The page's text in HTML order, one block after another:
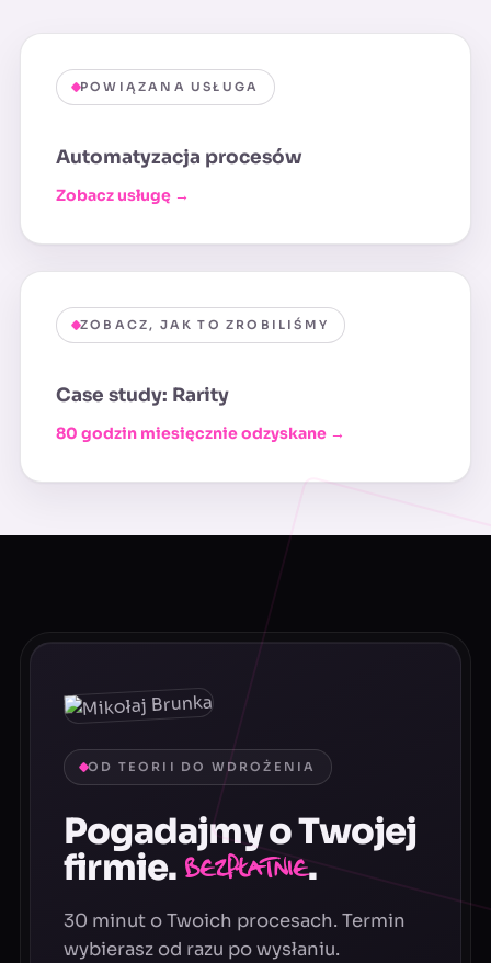
POWIĄZANA USŁUGA
Automatyzacja procesów
Zobacz usługę →
ZOBACZ, JAK TO ZROBILIŚMY
Case study: Rarity
80 godzin miesięcznie odzyskane →
OD TEORII DO WDROŻENIA
Pogadajmy o Twojej
firmie. Bezpłatnie.
30 minut o Twoich procesach. Termin
wybierasz od razu po wysłaniu.